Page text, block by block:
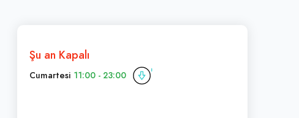
Şu an Kapalı
Cumartesi 11:00 - 23:00